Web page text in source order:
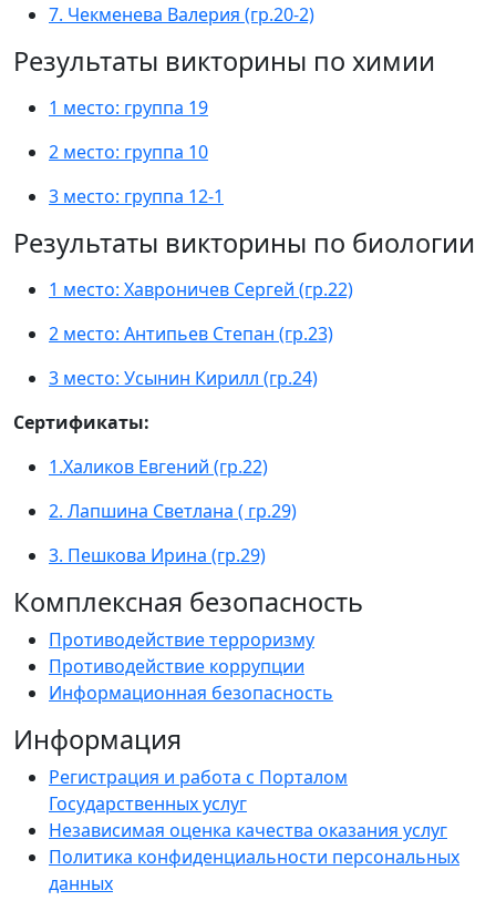
7. Чекменева Валерия (гр.20-2)
Результаты викторины по химии
1 место: группа 19
2 место: группа 10
3 место: группа 12-1
Результаты викторины по биологии
1 место: Хавроничев Сергей (гр.22)
2 место: Антипьев Степан (гр.23)
3 место: Усынин Кирилл (гр.24)
Сертификаты:
1.Халиков Евгений (гр.22)
2. Лапшина Светлана ( гр.29)
3. Пешкова Ирина (гр.29)
Комплексная безопасность
Противодействие терроризму
Противодействие коррупции
Информационная безопасность
Информация
Регистрация и работа с Порталом
Государственных услуг
Независимая оценка качества оказания услуг
Политика конфиденциальности персональных
данных